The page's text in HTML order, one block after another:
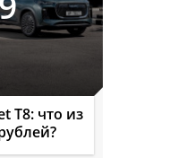
T8: что из